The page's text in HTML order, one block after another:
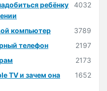
ребёнку
4032
компьютер
3789
телефон
2197
2173
TV и зачем она
1652